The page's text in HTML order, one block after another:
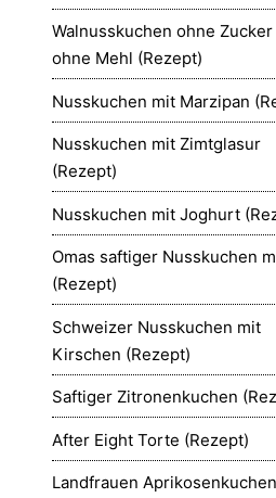
Walnusskuchen ohne Zucker
ohne Mehl (Rezept)
Nusskuchen mit Marzipan
Nusskuchen mit Zimtglasur
(Rezept)
Nusskuchen mit Joghurt
Omas saftiger Nusskuchen
(Rezept)
Schweizer Nusskuchen mit
Kirschen (Rezept)
Saftiger Zitronenkuchen
After Eight Torte (Rezept)
Landfrauen